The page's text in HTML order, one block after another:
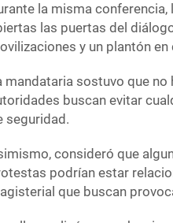
la misma
las puertas del
y un plantón
mandataria sostuvo que
buscan evitar
seguridad.
consideró que
podrían estar
que buscan